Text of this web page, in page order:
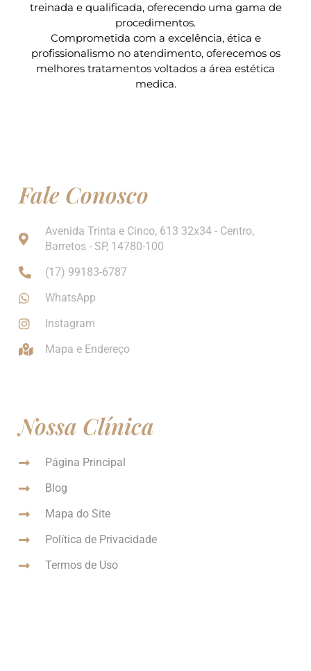
treinada e qualificada, oferecendo uma gama de
procedimentos.
Comprometida com a excelência, ética e
profissionalismo no atendimento, oferecemos os
melhores tratamentos voltados a área estética
medica.
Fale Conosco
Avenida Trinta e Cinco, 613 32x34 - Centro,
Barretos - SP, 14780-100
(17) 99183-6787
WhatsApp
Instagram
Mapa e Endereço
Nossa Clínica
Página Principal
Blog
Mapa do Site
Política de Privacidade
Termos de Uso